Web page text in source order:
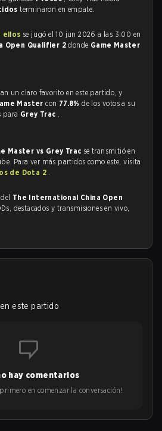
terminaron en empate.
ellos se jugó el 10 jun 2026 a las 3:00 en
Open Qualifier 2donde Game Master
un claro favorito en este partido, y
Mastercon 77.8%de los votos a su
para Grey Trac .
Master vs Grey Trac se transmitió en
Para ver más partidos como este, visita
de Dota 2 .
The International China Open
destacados y transmisiones en vivo,
este partido
hay comentarios
en comenzar la conversación!